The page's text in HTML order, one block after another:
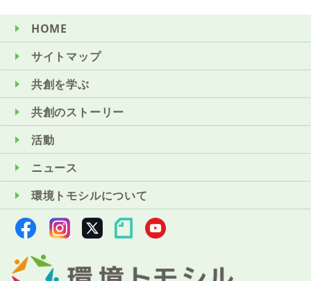
HOME
サイトマップ
共創を学ぶ
共創のストーリー
活動
ニュース
環境トモシルについて